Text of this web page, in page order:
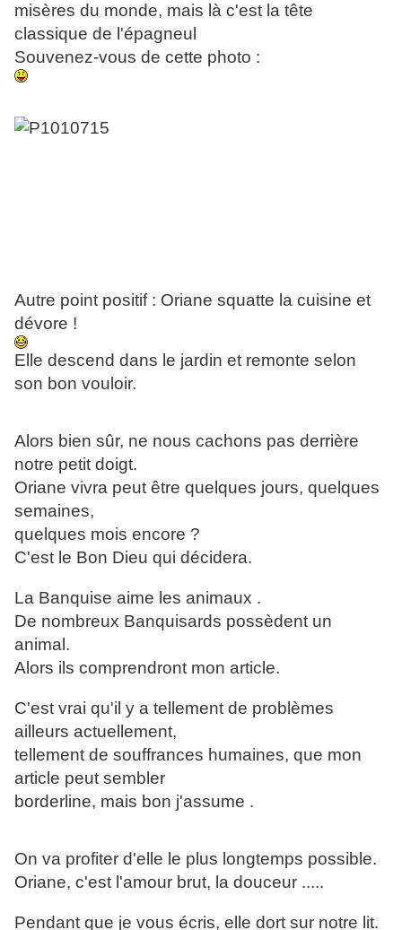
misères du monde, mais là c'est la tête
classique de l'épagneul
Souvenez-vous de cette photo :
Autre point positif : Oriane squatte la cuisine et
dévore !
Elle descend dans le jardin et remonte selon
son bon vouloir.
Alors bien sûr, ne nous cachons pas derrière
notre petit doigt.
Oriane vivra peut être quelques jours, quelques
semaines,
quelques mois encore ?
C'est le Bon Dieu qui décidera.
La Banquise aime les animaux .
De nombreux Banquisards possèdent un
animal.
Alors ils comprendront mon article.
C'est vrai qu'il y a tellement de problèmes
ailleurs actuellement,
tellement de souffrances humaines, que mon
article peut sembler
borderline, mais bon j'assume .
On va profiter d'elle le plus longtemps possible.
Oriane, c'est l'amour brut, la douceur .....
Pendant que je vous écris, elle dort sur notre lit.